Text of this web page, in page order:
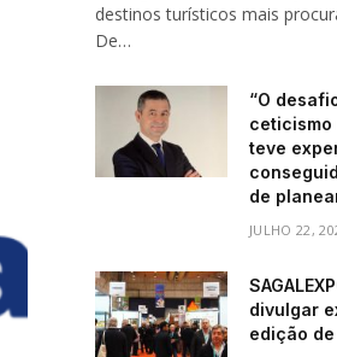
destinos turísticos mais
De…
“O
ceticismo
teve
de
JULHO 22,
divulgar
edição